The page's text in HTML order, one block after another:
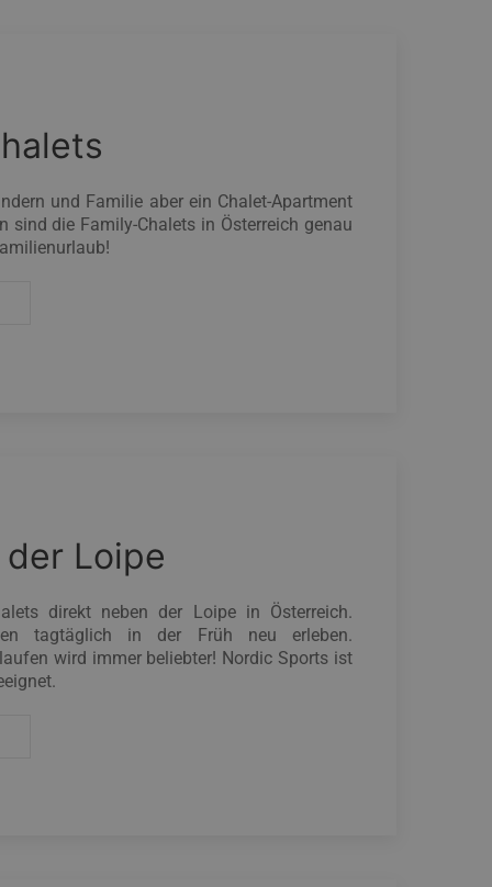
und Familie aber ein Chalet-Apartment
sind die Family-Chalets in Österreich genau
Loipe
direkt neben der Loipe in Österreich.
tagtäglich in der Früh neu erleben.
wird immer beliebter! Nordic Sports ist